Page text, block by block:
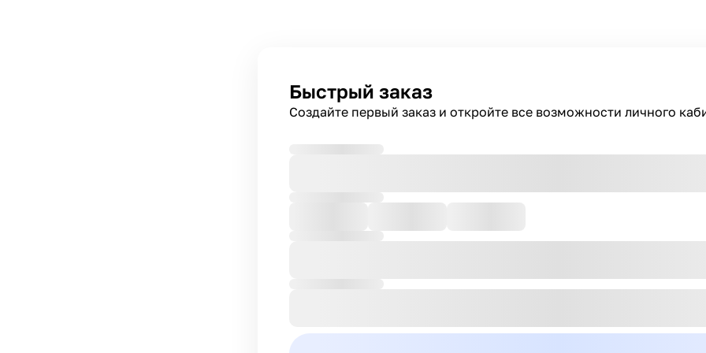
Быстрый заказ
Создайте первый заказ и откройте все возможности личного